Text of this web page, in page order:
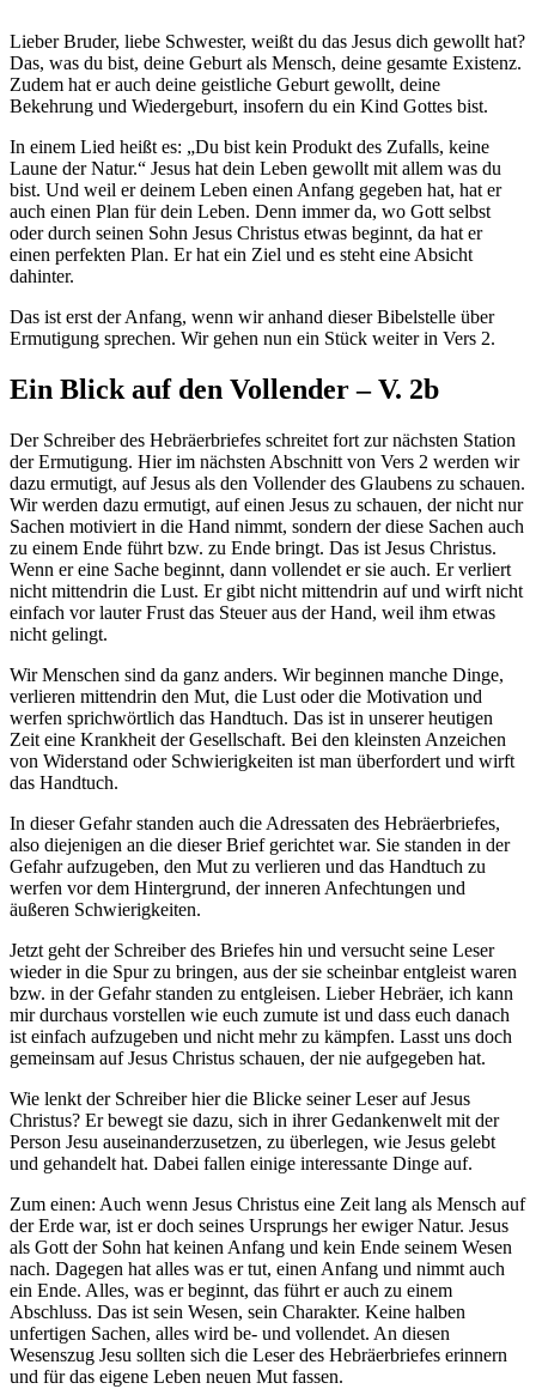
Lieber Bruder, liebe Schwester, weißt du das Jesus dich gewollt hat?
Das, was du bist, deine Geburt als Mensch, deine gesamte Existenz.
Zudem hat er auch deine geistliche Geburt gewollt, deine
Bekehrung und Wiedergeburt, insofern du ein Kind Gottes bist.
In einem Lied heißt es: „Du bist kein Produkt des Zufalls, keine
Laune der Natur.“ Jesus hat dein Leben gewollt mit allem was du
bist. Und weil er deinem Leben einen Anfang gegeben hat, hat er
auch einen Plan für dein Leben. Denn immer da, wo Gott selbst
oder durch seinen Sohn Jesus Christus etwas beginnt, da hat er
einen perfekten Plan. Er hat ein Ziel und es steht eine Absicht
dahinter.
Das ist erst der Anfang, wenn wir anhand dieser Bibelstelle über
Ermutigung sprechen. Wir gehen nun ein Stück weiter in Vers 2.
Ein Blick auf den Vollender – V. 2b
Der Schreiber des Hebräerbriefes schreitet fort zur nächsten Station
der Ermutigung. Hier im nächsten Abschnitt von Vers 2 werden wir
dazu ermutigt, auf Jesus als den Vollender des Glaubens zu schauen.
Wir werden dazu ermutigt, auf einen Jesus zu schauen, der nicht nur
Sachen motiviert in die Hand nimmt, sondern der diese Sachen auch
zu einem Ende führt bzw. zu Ende bringt. Das ist Jesus Christus.
Wenn er eine Sache beginnt, dann vollendet er sie auch. Er verliert
nicht mittendrin die Lust. Er gibt nicht mittendrin auf und wirft nicht
einfach vor lauter Frust das Steuer aus der Hand, weil ihm etwas
nicht gelingt.
Wir Menschen sind da ganz anders. Wir beginnen manche Dinge,
verlieren mittendrin den Mut, die Lust oder die Motivation und
werfen sprichwörtlich das Handtuch. Das ist in unserer heutigen
Zeit eine Krankheit der Gesellschaft. Bei den kleinsten Anzeichen
von Widerstand oder Schwierigkeiten ist man überfordert und wirft
das Handtuch.
In dieser Gefahr standen auch die Adressaten des Hebräerbriefes,
also diejenigen an die dieser Brief gerichtet war. Sie standen in der
Gefahr aufzugeben, den Mut zu verlieren und das Handtuch zu
werfen vor dem Hintergrund, der inneren Anfechtungen und
äußeren Schwierigkeiten.
Jetzt geht der Schreiber des Briefes hin und versucht seine Leser
wieder in die Spur zu bringen, aus der sie scheinbar entgleist waren
bzw. in der Gefahr standen zu entgleisen. Lieber Hebräer, ich kann
mir durchaus vorstellen wie euch zumute ist und dass euch danach
ist einfach aufzugeben und nicht mehr zu kämpfen. Lasst uns doch
gemeinsam auf Jesus Christus schauen, der nie aufgegeben hat.
Wie lenkt der Schreiber hier die Blicke seiner Leser auf Jesus
Christus? Er bewegt sie dazu, sich in ihrer Gedankenwelt mit der
Person Jesu auseinanderzusetzen, zu überlegen, wie Jesus gelebt
und gehandelt hat. Dabei fallen einige interessante Dinge auf.
Zum einen: Auch wenn Jesus Christus eine Zeit lang als Mensch auf
der Erde war, ist er doch seines Ursprungs her ewiger Natur. Jesus
als Gott der Sohn hat keinen Anfang und kein Ende seinem Wesen
nach. Dagegen hat alles was er tut, einen Anfang und nimmt auch
ein Ende. Alles, was er beginnt, das führt er auch zu einem
Abschluss. Das ist sein Wesen, sein Charakter. Keine halben
unfertigen Sachen, alles wird be- und vollendet. An diesen
Wesenszug Jesu sollten sich die Leser des Hebräerbriefes erinnern
und für das eigene Leben neuen Mut fassen.